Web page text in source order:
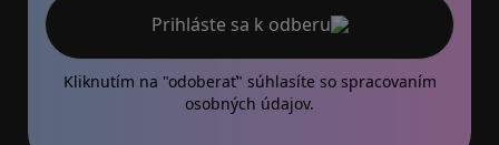
Prihláste sa k odberu
Kliknutím na "odoberať" súhlasíte so spracovaním
osobných údajov.